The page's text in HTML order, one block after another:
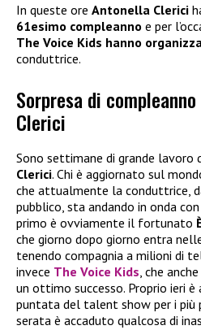
In queste ore Antonella Clerici
61esimo compleanno e per
The Voice Kids hanno
conduttrice.
Sorpresa di
Clerici
Sono settimane di grande lavoro
Clerici. Chi è aggiornato sul
che attualmente la conduttrice,
pubblico, sta andando in onda
primo è ovviamente il fortunato
che giorno dopo giorno entra
tenendo compagnia a milioni di
invece The Voice Kids, che
un ottimo successo. Proprio ieri è
puntata del talent show per i più
serata è accaduto qualcosa di